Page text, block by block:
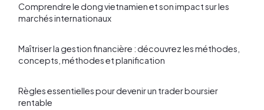
Comprendre le dong vietnamien et son impact sur les
marchés internationaux
Maîtriser la gestion financière : découvrez les méthodes,
concepts, méthodes et planification
Règles essentielles pour devenir un trader boursier
rentable